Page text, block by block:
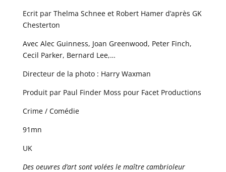
Ecrit par Thelma Schnee et Robert Hamer d’après GK
Chesterton
Avec Alec Guinness, Joan Greenwood, Peter Finch,
Cecil Parker, Bernard Lee,…
Directeur de la photo : Harry Waxman
Produit par Paul Finder Moss pour Facet Productions
Crime / Comédie
91mn
UK
Des oeuvres d’art sont volées le maître cambrioleur